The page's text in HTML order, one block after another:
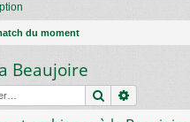
du moment
Beaujoire
Rechercher